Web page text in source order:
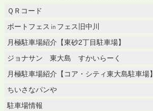
ＱＲコード
ボートフェス㏌フェス旧中川
月極駐車場紹介【東砂2丁目駐車場】
ジョナサン 東大島 すかいらーく
月極駐車場紹介【コア・シティ東大島駐車場】
ちいさなパンや
駐車場情報